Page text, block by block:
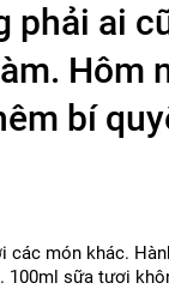
phải ai
Hôm
bí
các món khác.
100ml sữa tươi